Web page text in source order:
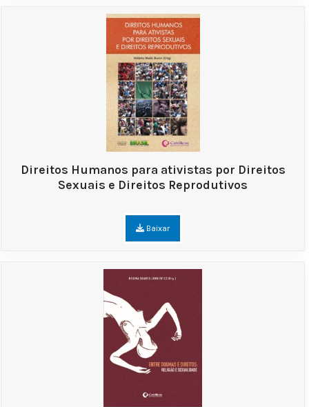
Direitos Humanos para ativistas por Direitos
Sexuais e Direitos Reprodutivos
Baixar